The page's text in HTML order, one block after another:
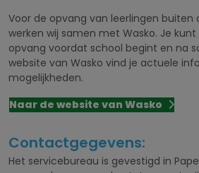
Voor de opvang van leerlingen buiten
werken wij samen met Wasko. Je
opvang voordat school begint en na
website van Wasko vind je actuele
mogelijkheden.
Naar de website van Wasko
Contactgegevens:
Het servicebureau is gevestigd in